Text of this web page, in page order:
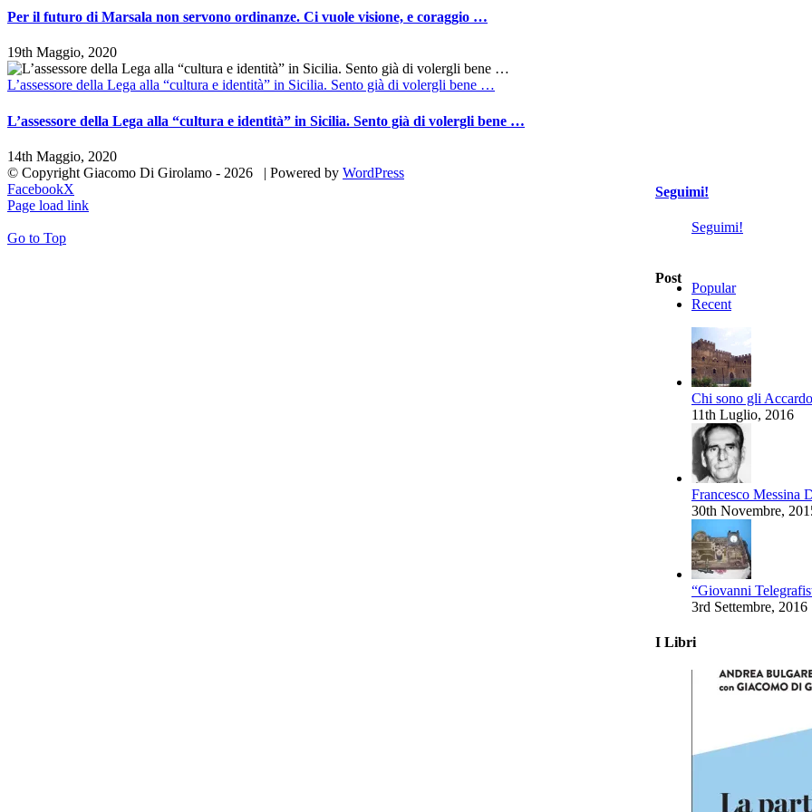
Per il futuro di Marsala non servono ordinanze. Ci vuole visione, e coraggio …
19th Maggio, 2020
L’assessore della Lega alla “cultura e identità” in Sicilia. Sento già di volergli bene …
L’assessore della Lega alla “cultura e identità” in Sicilia. Sento già di volergli bene …
14th Maggio, 2020
Seguimi!
Seguimi!
Post
Popular
Recent
Chi sono gli
11th Luglio, 2016
Francesco Messina
30th Novembre,
“Giovanni
3rd Settembre, 2016
I Libri
© Copyright Giacomo Di Girolamo - 2026 | Powered by WordPress
FacebookX
Page load link
Go to Top